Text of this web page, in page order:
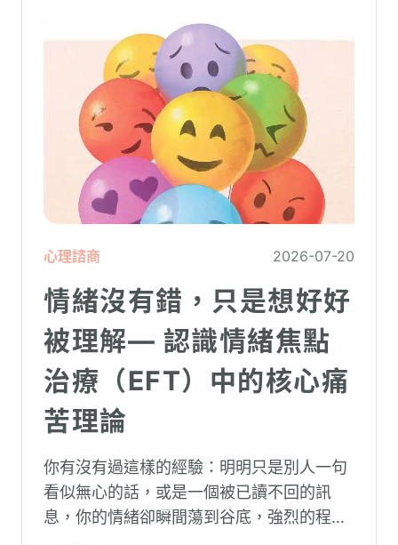
心理諮商 2026-07-20
情緒沒有錯，只是想好好
被理解— 認識情緒焦點
治療（EFT）中的核心痛
苦理論
你有沒有過這樣的經驗：明明只是別人一句
看似無心的話，或是一個被已讀不回的訊
息，你的情緒卻瞬間蕩到谷底，強烈的程度